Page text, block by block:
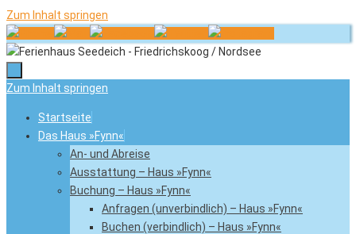
Zum Inhalt springen
Zum Inhalt springen
Startseite
Das Haus »Fynn«
An- und Abreise
Ausstattung – Haus »Fynn«
Buchung – Haus »Fynn«
Anfragen (unverbindlich) – Haus »Fynn«
Buchen (verbindlich) – Haus »Fynn«